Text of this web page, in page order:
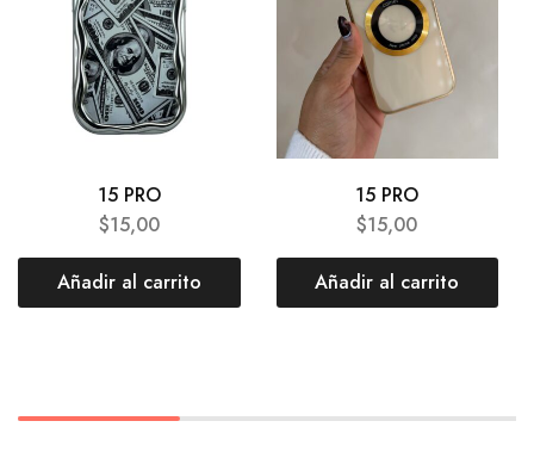
15 PRO
$15,00
Añadir al carrito
15 PRO
$15,00
Añadir al carrito